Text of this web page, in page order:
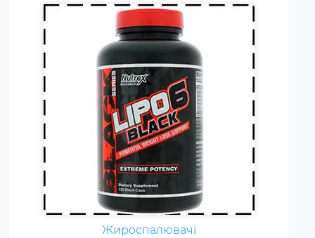
Жироспалювачі
Гейнер (від англ. Gain - приріст,
добавка) - харчова добавка при
спортивному харчуванні.
Містить, головним чином,